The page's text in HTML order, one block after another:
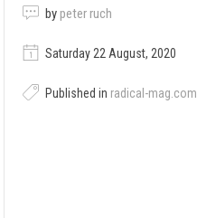
by peter ruch
Saturday 22 August, 2020
Published in radical-mag.com